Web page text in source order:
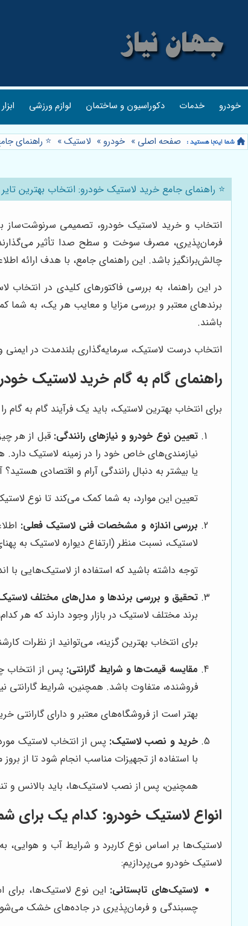
خودرو خدمات دکوراسیون و ساختمان لوازم ورزشی
صفحه اصلی » خودرو » لاستیک» ⭐️ راهنمای
⭐️ راهنمای جامع خرید لاستیک خودرو: انتخاب بهترین
انتخاب و خرید لاستیک خودرو، تصمیمی سرنوشت‌ساز
فرمان‌پذیری، مصرف سوخت و سطح صدا تأثیر
چالش‌برانگیز باشد. این راهنمای جامع، با هدف ارائه
در این راهنما، به بررسی فاکتورهای کلیدی در
برندهای معتبر و بررسی مزایا و معایب هر یک، به شما
باشند.
انتخاب درست لاستیک، سرمایه‌گذاری بلندمدت در
راهنمای گام به گام خرید لاستیک
برای انتخاب بهترین لاستیک، باید یک فرآیند گام به
تعیین نوع خودرو و نیازهای رانندگی: قبل از هر
نیازمندی‌های خاص خود را در زمینه لاستیک
یا بیشتر به دنبال رانندگی آرام و اقتصادی
تعیین این موارد، به شما کمک می‌کند تا نوع
بررسی اندازه و مشخصات فنی لاستیک فعلی:
لاستیک، نسبت منظر (ارتفاع دیواره لاستیک
توجه داشته باشید که استفاده از لاستیک‌هایی با
تحقیق و بررسی برندها و مدل‌های مختلف
برند مختلف لاستیک در بازار وجود دارند که هر
برای انتخاب بهترین گزینه، می‌توانید از نظرات
مقایسه قیمت‌ها و شرایط گارانتی: پس از انتخاب
فروشنده، متفاوت باشد. همچنین، شرایط گارانتی
بهتر است از فروشگاه‌های معتبر و دارای گارانتی
خرید و نصب لاستیک: پس از انتخاب لاستیک
با استفاده از تجهیزات مناسب انجام شود تا از
همچنین، پس از نصب لاستیک‌ها، باید بالانس و
انواع لاستیک خودرو: کدام یک برای
لاستیک‌ها بر اساس نوع کاربرد و شرایط آب و هوایی،
لاستیک خودرو می‌پردازیم:
لاستیک‌های تابستانی: این نوع لاستیک‌ها،
چسبندگی و فرمان‌پذیری در جاده‌های خشک